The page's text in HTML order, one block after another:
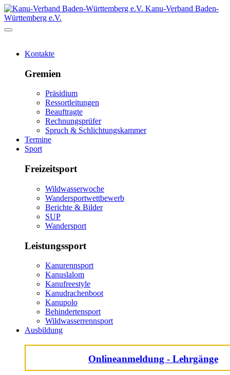
Kanu-Verband Baden-
Württemberg e.V.
Kontakte
Gremien
Präsidium
Ressortleitungen
Beauftragte
Rechnungsprüfer
Spruch & Schlichtungskammer
Termine
Sport
Freizeitsport
Wildwasserwoche
Wandersportwettbewerb
Berichte & Bilder
SUP
Wandersport
Leistungssport
Kanurennsport
Kanuslalom
Kanufreestyle
Kanudrachenboot
Kanupolo
Behindertensport
Wildwasserrennsport
Ausbildung
Onlineanmeldung - Lehrgänge